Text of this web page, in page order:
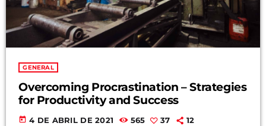
Archives
enero 2024
noviembre 2022
GENERAL
Overcoming Procrastination – Strategies
for Productivity and Success
today 4 DE ABRIL DE 2021 565 37 12